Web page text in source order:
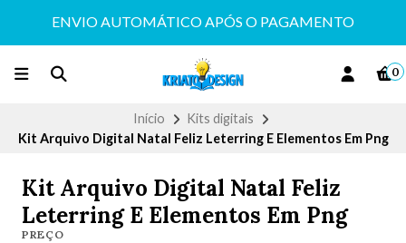
ENVIO AUTOMÁTICO APÓS O PAGAMENTO
0
Início
Kits digitais
Kit Arquivo Digital Natal Feliz Leterring E Elementos Em Png
Kit Arquivo Digital Natal Feliz
Leterring E Elementos Em Png
PREÇO